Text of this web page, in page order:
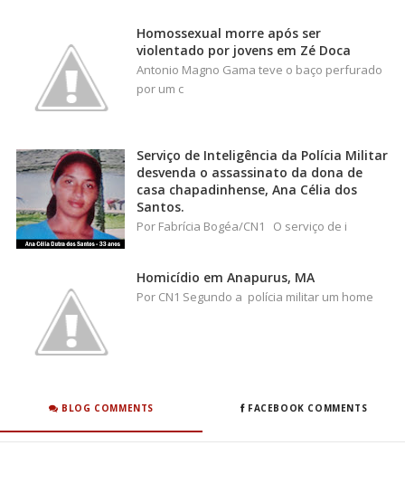
Homossexual morre após ser
violentado por jovens em Zé Doca
Antonio Magno Gama teve o baço perfurado
por um c
Serviço de Inteligência da Polícia Militar
desvenda o assassinato da dona de
casa chapadinhense, Ana Célia dos
Santos.
Por Fabrícia Bogéa/CN1 O serviço de i
Homicídio em Anapurus, MA
Por CN1 Segundo a polícia militar um home
BLOG COMMENTS FACEBOOK COMMENTS